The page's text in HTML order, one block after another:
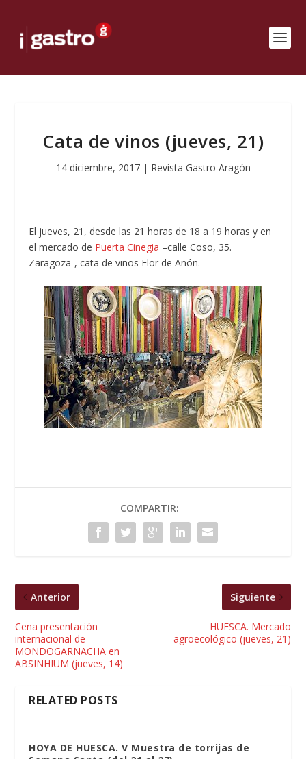
Cata de vinos (jueves, 21)
14 diciembre, 2017| Revista Gastro Aragón
El jueves, 21, desde las 21 horas de 18 a 19 horas y en
el mercado de Puerta Cinegia –calle Coso, 35.
Zaragoza-, cata de vinos Flor de Añón.
COMPARTIR:
Anterior
Cena presentación
internacional de
MONDOGARNACHA en
ABSINHIUM (jueves, 14)
Siguiente
HUESCA. Mercado
agroecológico (jueves, 21)
RELATED POSTS
HOYA DE HUESCA. V Muestra de torrijas de